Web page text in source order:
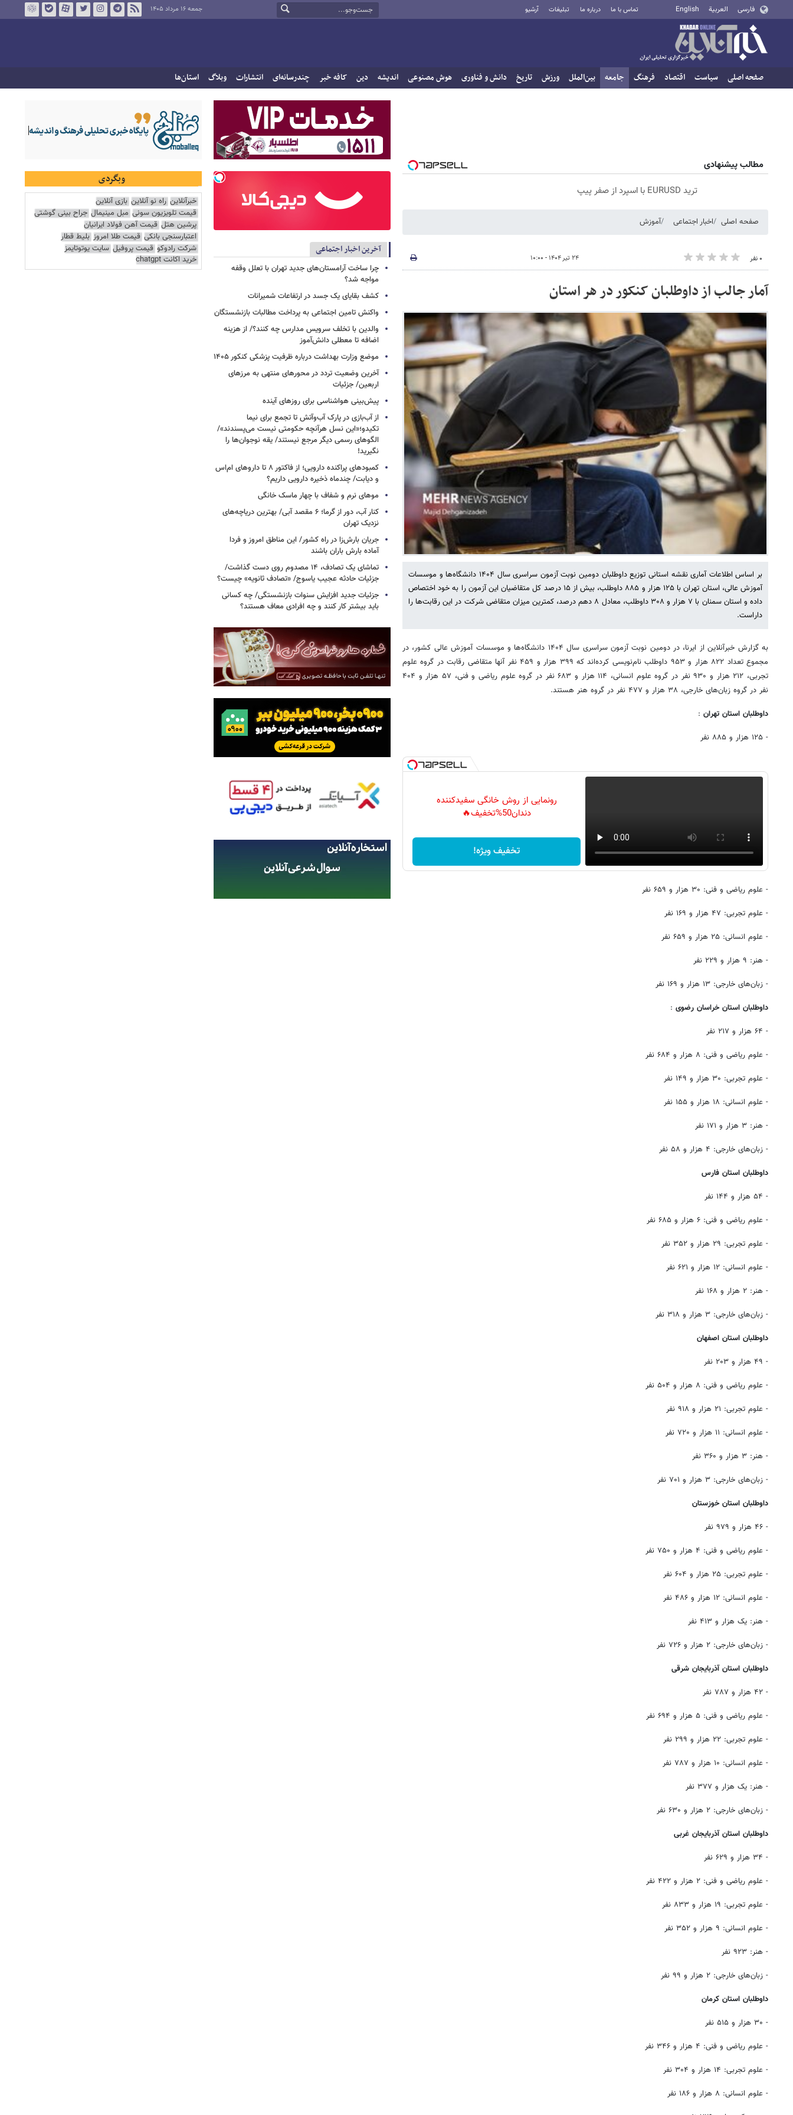
فارسی العربية English تماس با ما درباره ما تبلیغات آرشیو جمعه ۱۶ مرداد ۱۴۰۵
صفحه اصلی سیاست اقتصاد فرهنگ جامعه بین‌الملل ورزش تاریخ دانش و فناوری هوش مصنوعی اندیشه دین کافه خبر چندرسانه‌ای انتشارات وبلاگ استان‌ها
مطالب پیشنهادی
ترید EURUSD با اسپرد از صفر پیپ
صفحه اصلی اخبار اجتماعی آموزش
۰ نفر ۲۴ تیر ۱۴۰۴ - ۱۰:۰۰
آمار جالب از داوطلبان کنکور در هر استان
بر اساس اطلاعات آماری نقشه استانی توزیع داوطلبان دومین نوبت آزمون سراسری سال ۱۴۰۴ دانشگاه‌ها و موسسات
آموزش عالی، استان تهران با ۱۲۵ هزار و ۸۸۵ داوطلب، بیش از ۱۵ درصد کل متقاضیان این آزمون را به خود اختصاص
داده و استان سمنان با ۷ هزار و ۳۰۸ داوطلب، معادل ۸ دهم درصد، کمترین میزان متقاضی شرکت در این رقابت‌ها را
داراست.
به گزارش خبرآنلاین از ایرنا، در دومین نوبت آزمون سراسری سال ۱۴۰۴ دانشگاه‌ها و موسسات آموزش عالی کشور، در
مجموع تعداد ۸۲۲ هزار و ۹۵۳ داوطلب نام‌نویسی کرده‌اند که ۳۹۹ هزار و ۴۵۹ نفر آنها متقاضی رقابت در گروه علوم
تجربی، ۲۱۲ هزار و ۹۳۰ نفر در گروه علوم انسانی، ۱۱۴ هزار و ۶۸۳ نفر در گروه علوم ریاضی و فنی، ۵۷ هزار و ۴۰۴
نفر در گروه زبان‌های خارجی، ۳۸ هزار و ۴۷۷ نفر در گروه هنر هستند.
داوطلبان استان تهران :
- ۱۲۵ هزار و ۸۸۵ نفر
رونمایی از روش خانگی سفیدکننده
دندان50%تخفیف🔥
تخفیف ویژه!
- علوم ریاضی و فنی: ۳۰ هزار و ۶۵۹ نفر
- علوم تجربی: ۴۷ هزار و ۱۶۹ نفر
- علوم انسانی: ۲۵ هزار و ۶۵۹ نفر
- هنر: ۹ هزار و ۲۲۹ نفر
- زبان‌های خارجی: ۱۳ هزار و ۱۶۹ نفر
داوطلبان استان خراسان رضوی :
- ۶۴ هزار و ۲۱۷ نفر
- علوم ریاضی و فنی: ۸ هزار و ۶۸۴ نفر
- علوم تجربی: ۳۰ هزار و ۱۴۹ نفر
- علوم انسانی: ۱۸ هزار و ۱۵۵ نفر
- هنر: ۳ هزار و ۱۷۱ نفر
- زبان‌های خارجی: ۴ هزار و ۵۸ نفر
داوطلبان استان فارس
- ۵۴ هزار و ۱۴۴ نفر
- علوم ریاضی و فنی: ۶ هزار و ۶۸۵ نفر
- علوم تجربی: ۲۹ هزار و ۳۵۲ نفر
- علوم انسانی: ۱۲ هزار و ۶۲۱ نفر
- هنر: ۲ هزار و ۱۶۸ نفر
- زبان‌های خارجی: ۳ هزار و ۳۱۸ نفر
داوطلبان استان اصفهان
- ۴۹ هزار و ۲۰۳ نفر
- علوم ریاضی و فنی: ۸ هزار و ۵۰۴ نفر
- علوم تجربی: ۲۱ هزار و ۹۱۸ نفر
- علوم انسانی: ۱۱ هزار و ۷۲۰ نفر
- هنر: ۳ هزار و ۳۶۰ نفر
- زبان‌های خارجی: ۳ هزار و ۷۰۱ نفر
داوطلبان استان خوزستان
- ۴۶ هزار و ۹۷۹ نفر
- علوم ریاضی و فنی: ۴ هزار و ۷۵۰ نفر
- علوم تجربی: ۲۵ هزار و ۶۰۴ نفر
- علوم انسانی: ۱۲ هزار و ۴۸۶ نفر
- هنر: یک هزار و ۴۱۳ نفر
- زبان‌های خارجی: ۲ هزار و ۷۲۶ نفر
داوطلبان استان آذربایجان شرقی
- ۴۲ هزار و ۷۸۷ نفر
- علوم ریاضی و فنی: ۵ هزار و ۶۹۴ نفر
- علوم تجربی: ۲۲ هزار و ۲۹۹ نفر
- علوم انسانی: ۱۰ هزار و ۷۸۷ نفر
- هنر: یک هزار و ۳۷۷ نفر
- زبان‌های خارجی: ۲ هزار و ۶۳۰ نفر
داوطلبان استان آذربایجان غربی
- ۳۴ هزار و ۶۲۹ نفر
- علوم ریاضی و فنی: ۲ هزار و ۴۲۲ نفر
- علوم تجربی: ۱۹ هزار و ۸۳۳ نفر
- علوم انسانی: ۹ هزار و ۳۵۲ نفر
- هنر: ۹۲۳ نفر
- زبان‌های خارجی: ۲ هزار و ۹۹ نفر
داوطلبان استان کرمان
- ۳۰ هزار و ۵۱۵ نفر
- علوم ریاضی و فنی: ۴ هزار و ۳۴۶ نفر
- علوم تجربی: ۱۴ هزار و ۳۰۴ نفر
- علوم انسانی: ۸ هزار و ۱۸۶ نفر
آخرین اخبار اجتماعی
چرا ساخت آرامستان‌های جدید تهران با تعلل وقفه
مواجه شد؟
کشف بقایای یک جسد در ارتفاعات شمیرانات
واکنش تامین اجتماعی به پرداخت مطالبات بازنشستگان
والدین با تخلف سرویس مدارس چه کنند؟/ از هزینه
اضافه تا معطلی دانش‌آموز
موضع وزارت بهداشت درباره ظرفیت پزشکی کنکور ۱۴۰۵
آخرین وضعیت تردد در محورهای منتهی به مرزهای
اربعین/ جزئیات
پیش‌بینی هواشناسی برای روزهای آینده
از آب‌بازی در پارک آب‌وآتش تا تجمع برای نیما
تکیدو؛«این نسل هرآنچه حکومتی نیست می‌پسندند»/
الگوهای رسمی دیگر مرجع نیستند/ یقه نوجوان‌ها را
نگیرید!
کمبودهای پراکنده دارویی؛ از فاکتور ۸ تا داروهای ام‌اس
و دیابت/ چندماه ذخیره دارویی داریم؟
موهای نرم و شفاف با چهار ماسک خانگی
کنار آب، دور از گرما؛ ۶ مقصد آبی/ بهترین دریاچه‌های
نزدیک تهران
جریان بارش‌زا در راه کشور/ این مناطق امروز و فردا
آماده بارش باران باشند
تماشای یک تصادف، ۱۴ مصدوم روی دست گذاشت/
جزئیات حادثه عجیب یاسوج/ «تصادف ثانویه» چیست؟
جزئیات جدید افزایش سنوات بازنشستگی/ چه کسانی
باید بیشتر کار کنند و چه افرادی معاف هستند؟
وبگردی
خبرآنلاین راه نو آنلاین بازی آنلاین
قیمت تلویزیون سونی مبل مینیمال جراح بینی گوشتی
پرشین هتل قیمت آهن فولاد ایرانیان
اعتبارسنجی بانکی قیمت طلا امروز بلیط قطار
شرکت رادوکو قیمت پروفیل سایت یوتوتایمز
خرید اکانت chatgpt